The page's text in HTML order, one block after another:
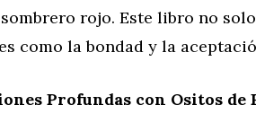
rojo. Este libro no
como la bondad y la
Profundas con Ositos de